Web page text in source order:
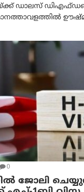
ഡാലസ്
0
ജോലി